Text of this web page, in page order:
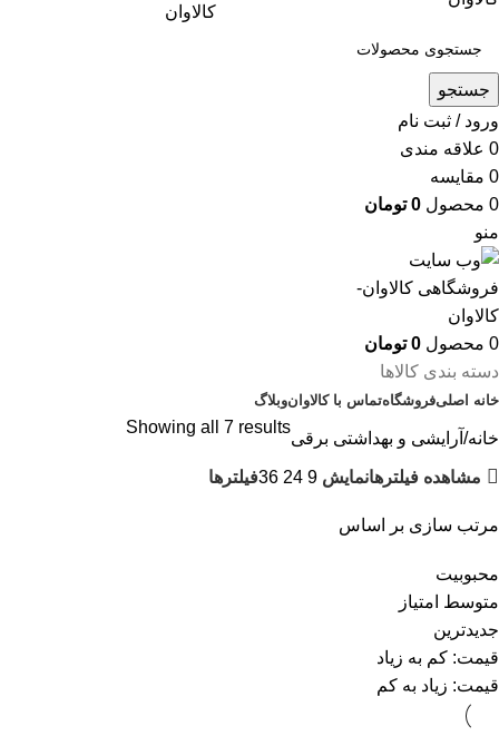
جستجو
ورود / ثبت نام
0 علاقه مندی
0 مقایسه
0 محصول 0 تومان
منو
0 محصول 0 تومان
دسته بندی کالاها
خانه اصلیفروشگاهتماس با کالاوانوبلاگ
خانه آرایشی و بهداشتی برقی
Showing all 7 results
مشاهده فیلترهانمایش9
24
36فیلترها
مرتب سازی بر اساس
محبوبیت
متوسط امتیاز
جدیدترین
قیمت: کم به زیاد
قیمت: زیاد به کم